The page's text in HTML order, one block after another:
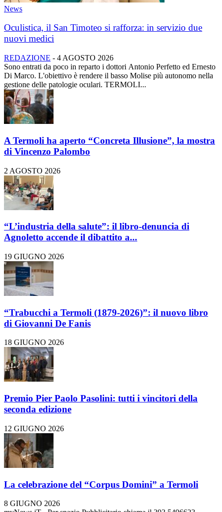
News
Oculistica, il San Timoteo si rafforza: in servizio due
nuovi medici
REDAZIONE - 4 AGOSTO 2026
Sono entrati da poco in reparto i dottori Antonio Perfetto ed Ernesto
Di Marco. L'obiettivo è rendere il basso Molise più autonomo nella
gestione delle patologie oculari. TERMOLI...
A Termoli ha aperto “Concreta Illusione”, la mostra
di Vincenzo Palombo
2 AGOSTO 2026
“L’industria della salute”: il libro-denuncia di
Agnoletto accende il dibattito a...
19 GIUGNO 2026
“Trabucchi a Termoli (1879-2026)”: il nuovo libro
di Giovanni De Fanis
18 GIUGNO 2026
Premio Pier Paolo Pasolini: tutti i vincitori della
seconda edizione
12 GIUGNO 2026
La celebrazione del “Corpus Domini” a Termoli
8 GIUGNO 2026